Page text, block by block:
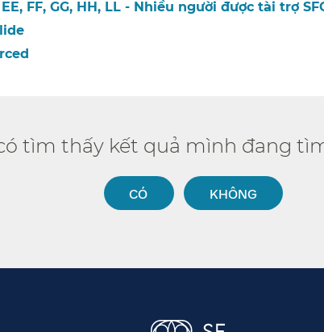
FF, GG, HH, LL - Nhiều người được tài trợ
tìm thấy kết quả mình đang
CÓ​​ KHÔNG​​